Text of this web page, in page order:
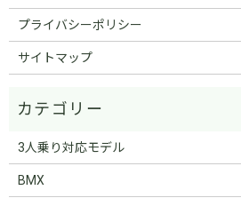
プライバシーポリシー
サイトマップ
3人乗り対応モデル
BMX